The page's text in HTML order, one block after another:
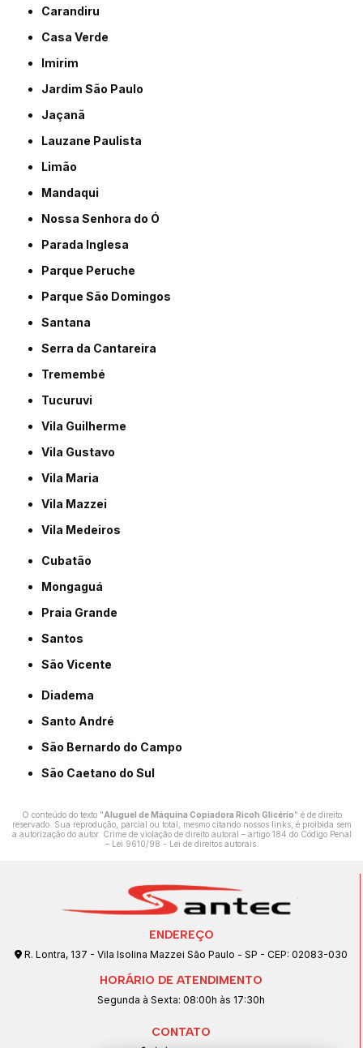
Carandiru
Casa Verde
Imirim
Jardim São Paulo
Jaçanã
Lauzane Paulista
Limão
Mandaqui
Nossa Senhora do Ó
Parada Inglesa
Parque Peruche
Parque São Domingos
Santana
Serra da Cantareira
Tremembé
Tucuruvi
Vila Guilherme
Vila Gustavo
Vila Maria
Vila Mazzei
Vila Medeiros
Cubatão
Mongaguá
Praia Grande
Santos
São Vicente
Diadema
Santo André
São Bernardo do Campo
São Caetano do Sul
O conteúdo do texto "Aluguel de Máquina Copiadora Ricoh Glicério" é de direito
reservado. Sua reprodução, parcial ou total, mesmo citando nossos links, é proibida sem
a autorização do autor. Crime de violação de direito autoral – artigo 184 do Código Penal
– Lei 9610/98 - Lei de direitos autorais.
ENDEREÇO
R. Lontra, 137 - Vila Isolina Mazzei São Paulo - SP - CEP: 02083-030
HORÁRIO DE ATENDIMENTO
Segunda à Sexta: 08:00h às 17:30h
CONTATO